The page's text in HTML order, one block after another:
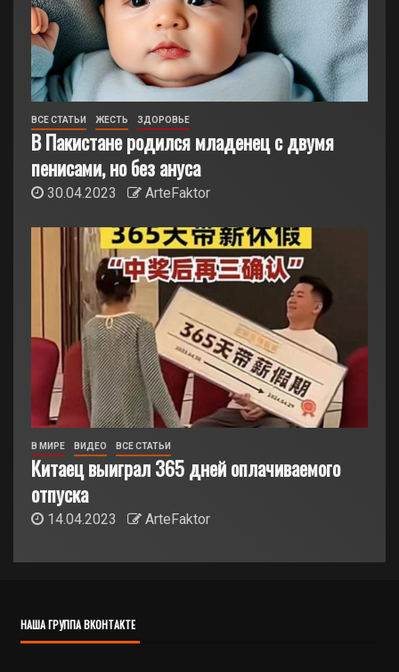
ВСЕ СТАТЬИ ЖЕСТЬ ЗДОРОВЬЕ
В Пакистане родился младенец с двумя
пенисами, но без ануса
30.04.2023 ArteFaktor
В МИРЕ ВИДЕО ВСЕ СТАТЬИ
Китаец выиграл 365 дней оплачиваемого
отпуска
14.04.2023 ArteFaktor
НАША ГРУППА ВКОНТАКТЕ